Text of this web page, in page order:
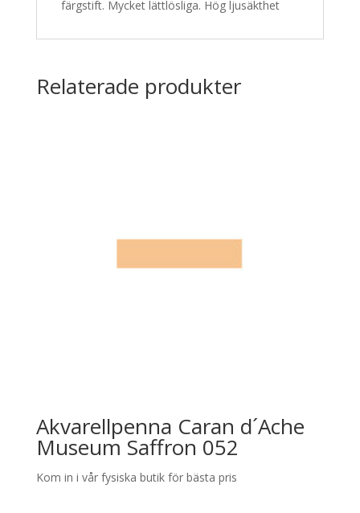
färgstift. Mycket lättlösliga. Hög ljusäkthet
Relaterade produkter
Akvarellpenna Caran d´Ache
Museum Saffron 052
Kom in i vår fysiska butik för bästa pris